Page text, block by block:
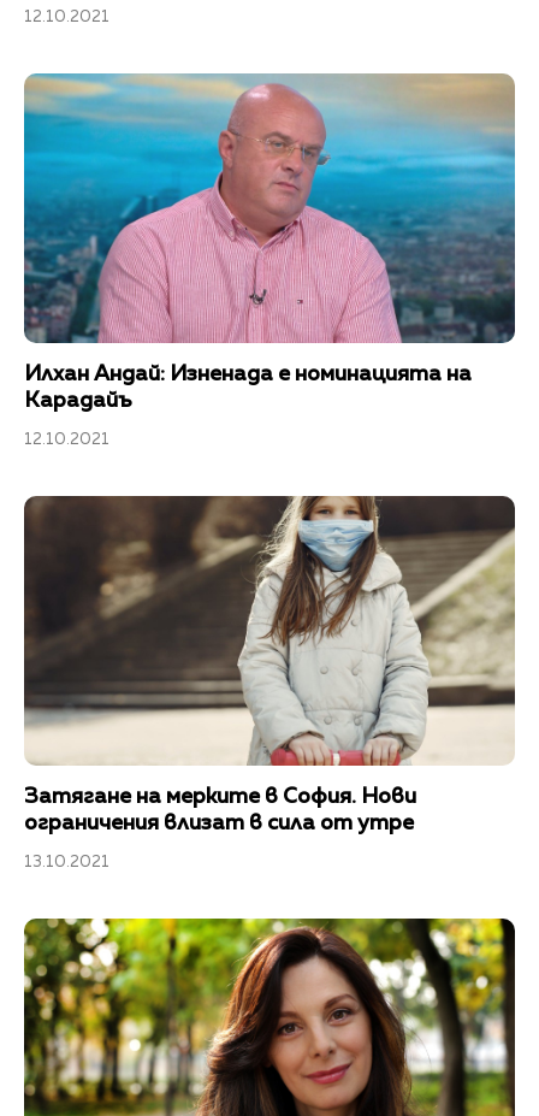
12.10.2021
Илхан Андай: Изненада е номинацията на
Карадайъ
12.10.2021
Затягане на мерките в София. Нови
ограничения влизат в сила от утре
13.10.2021